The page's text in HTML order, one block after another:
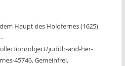
Haupt des Holofernes (1625)
object/judith-and-her-
45746, Gemeinfrei,